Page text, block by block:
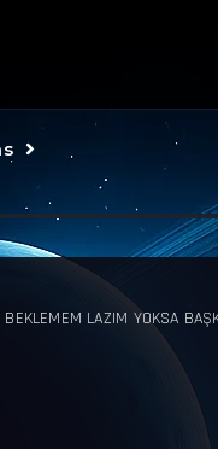
LAZIM YOKSA